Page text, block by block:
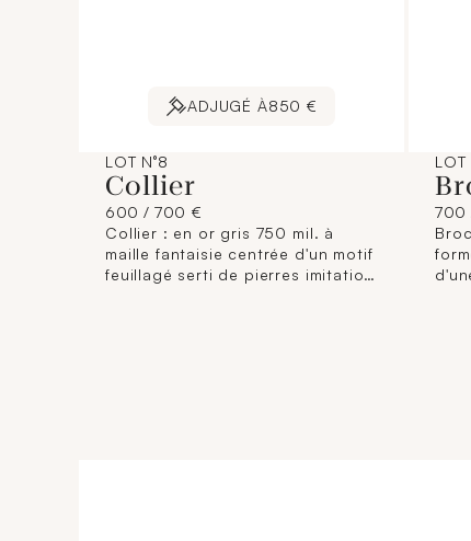
ADJUGÉ À850 €
LOT N°8
Collier
600 / 700 €
Collier : en or gris 750 mil. à
maille fantaisie centrée d'un motif
feuillagé serti de pierres imitation
LOT
700